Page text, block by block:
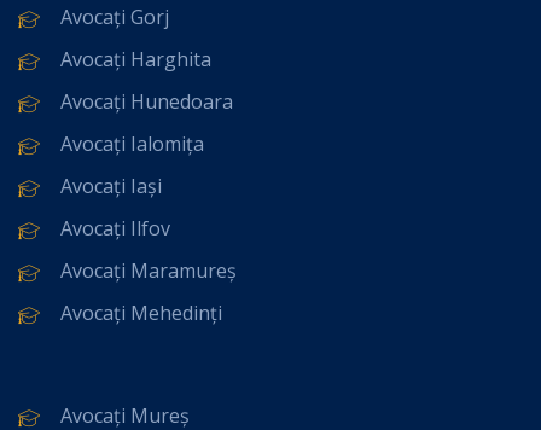
Avocați Gorj
Avocați Harghita
Avocați Hunedoara
Avocați Ialomița
Avocați Iași
Avocați Ilfov
Avocați Maramureș
Avocați Mehedinți
Avocați Mureș